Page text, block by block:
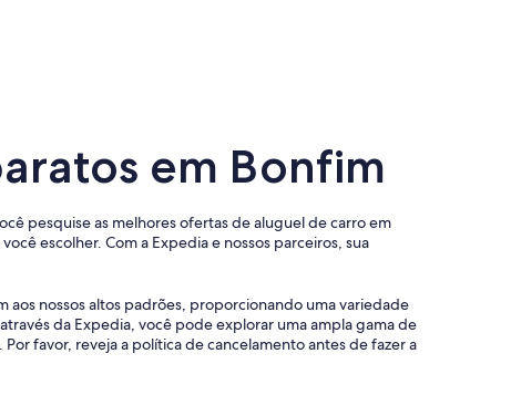
em Bonfim
pesquise as melhores ofertas de aluguel de carro em
escolher. Com a Expedia e nossos parceiros, sua
aos nossos altos padrões, proporcionando uma variedade
da Expedia, você pode explorar uma ampla gama de
favor, reveja a política de cancelamento antes de fazer a